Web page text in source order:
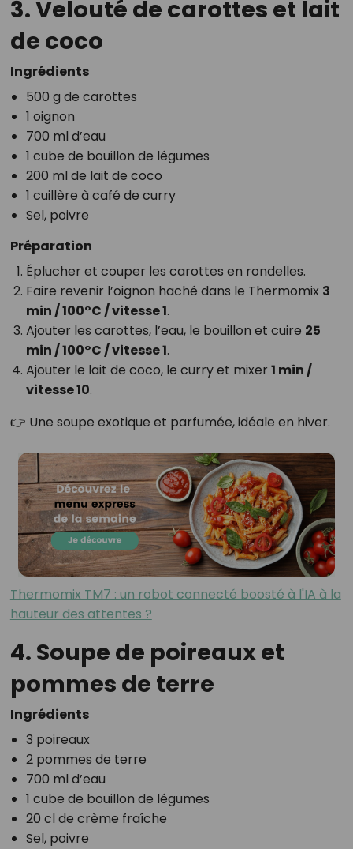
3. Velouté de carottes et lait
de coco
Ingrédients
500 g de carottes
1 oignon
700 ml d’eau
1 cube de bouillon de légumes
200 ml de lait de coco
1 cuillère à café de curry
Sel, poivre
Préparation
Éplucher et couper les carottes en rondelles.
Faire revenir l’oignon haché dans le Thermomix 3
min / 100°C / vitesse 1.
Ajouter les carottes, l’eau, le bouillon et cuire 25
min / 100°C / vitesse 1.
Ajouter le lait de coco, le curry et mixer 1 min /
vitesse 10.
👉 Une soupe exotique et parfumée, idéale en hiver.
Thermomix TM7 : un robot connecté boosté à l'IA à la
hauteur des attentes ?
4. Soupe de poireaux et
pommes de terre
Ingrédients
3 poireaux
2 pommes de terre
700 ml d’eau
1 cube de bouillon de légumes
20 cl de crème fraîche
Sel, poivre